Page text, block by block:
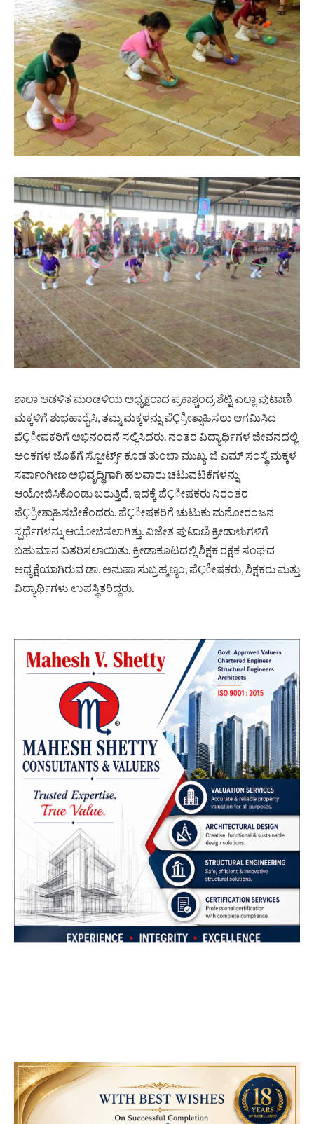
ಶಾಲಾ ಆಡಳಿತ ಮಂಡಳಿಯ ಅಧ್ಯಕ್ಷರಾದ ಪ್ರಕಾಶ್ಚಂದ್ರ ಶೆಟ್ಟಿ ಎಲ್ಲಾ ಪುಟಾಣಿ
ಮಕ್ಕಳಿಗೆ ಶುಭಹಾರೈಸಿ, ತಮ್ಮ ಮಕ್ಕಳನ್ನು ಪೆÇ್ರೀತ್ಸಾಹಿಸಲು ಆಗಮಿಸಿದ
ಪೆÇೀಷಕರಿಗೆ ಅಭಿನಂದನೆ ಸಲ್ಲಿಸಿದರು. ನಂತರ ವಿದ್ಯಾರ್ಥಿಗಳ ಜೀವನದಲ್ಲಿ
ಅಂಕಗಳ ಜೊತೆಗೆ ಸ್ಪೋರ್ಟ್ಸ್ ಕೂಡ ತುಂಬಾ ಮುಖ್ಯ. ಜಿ ಎಮ್ ಸಂಸ್ಥೆ ಮಕ್ಕಳ
ಸರ್ವಾಂಗೀಣ ಅಭಿವೃದ್ಧಿಗಾಗಿ ಹಲವಾರು ಚಟುವಟಿಕೆಗಳನ್ನು
ಆಯೋಜಿಸಿಕೊಂಡು ಬರುತ್ತಿದೆ, ಇದಕ್ಕೆ ಪೆÇೀಷಕರು ನಿರಂತರ
ಪೆÇ್ರೀತ್ಸಾಹಿಸಬೇಕೆಂದರು. ಪೆÇೀಷಕರಿಗೆ ಚುಟುಕು ಮನೋರಂಜನ
ಸ್ಪರ್ಧೆಗಳನ್ನು ಆಯೋಜಿಸಲಾಗಿತ್ತು. ವಿಜೇತ ಪುಟಾಣಿ ಕ್ರೀಡಾಳುಗಳಿಗೆ
ಬಹುಮಾನ ವಿತರಿಸಲಾಯಿತು. ಕ್ರೀಡಾಕೂಟದಲ್ಲಿ ಶಿಕ್ಷಕ ರಕ್ಷಕ ಸಂಘದ
ಅಧ್ಯಕ್ಷೆಯಾಗಿರುವ ಡಾ. ಅನುಷಾ ಸುಬ್ರಹ್ಮಣ್ಯಂ, ಪೆÇೀಷಕರು, ಶಿಕ್ಷಕರು ಮತ್ತು
ವಿದ್ಯಾರ್ಥಿಗಳು ಉಪಸ್ಥಿತರಿದ್ದರು.